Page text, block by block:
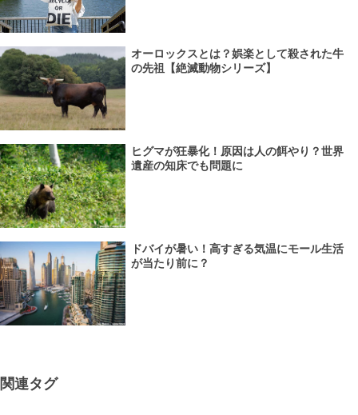
オーロックスとは？娯楽として殺された牛
の先祖【絶滅動物シリーズ】
ヒグマが狂暴化！原因は人の餌やり？世界
遺産の知床でも問題に
ドバイが暑い！高すぎる気温にモール生活
が当たり前に？
関連タグ